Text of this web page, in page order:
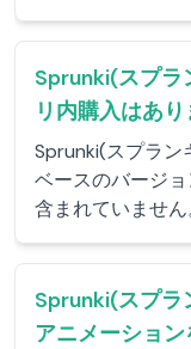
Sprunki(スプラ
リ内購入はあり
Sprunki(スプラン
ベースのバージ
含まれていません
Sprunki(スプラ
アニメーショ